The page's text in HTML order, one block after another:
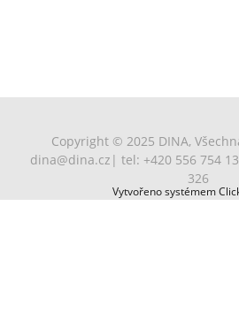
Copyright © 2025 DINA,
dina@dina.cz | tel: +420 556 754
326
Vytvořeno systémem